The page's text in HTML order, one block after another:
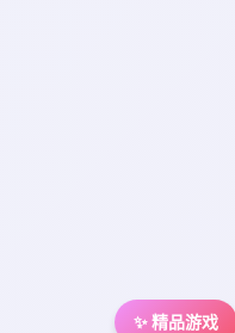
✨ 精品游戏